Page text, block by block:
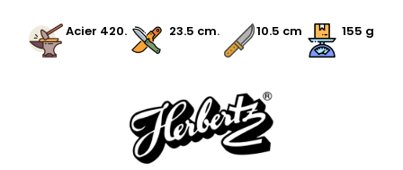
Acier 420. 23.5 cm. 10.5 cm 155 g